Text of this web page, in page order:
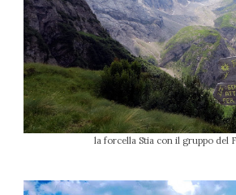
la forcella Stia con il gruppo del